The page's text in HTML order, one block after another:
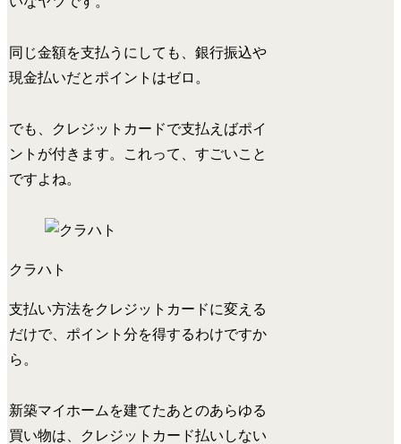
同じ金額を支払うにしても、銀行振込や
現金払いだとポイントはゼロ。
でも、
クレジットカードで支払えばポイ
ントが付きます。
これって、すごいこと
ですよね。
クラハト
支払い方法をクレジットカードに変える
だけで、ポイント分を得するわけですか
ら。
新築マイホームを建てたあとのあらゆる
買い物は、
クレジットカード払いしない